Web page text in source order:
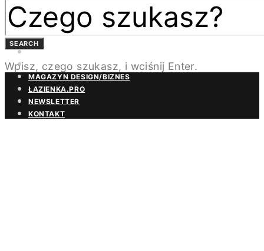
YOUTUBE
PINTEREST
TWITTER
REDAKCJA
BEZPŁATNA PRENUMERATA
MAGAZYN DESIGN/BIZNES
ŁAZIENKA.PRO
NEWSLETTER
KONTAKT
SEARCH
Wpisz, czego szukasz, i wciśnij Enter.